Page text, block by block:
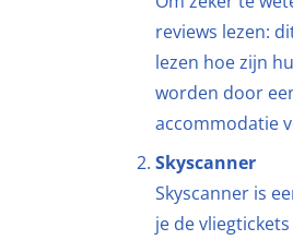
reviews lezen:
lezen hoe zijn
worden door
accommodatie
Skyscanner
Skyscanner is
je de